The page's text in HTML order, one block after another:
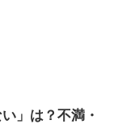
」は？不満・